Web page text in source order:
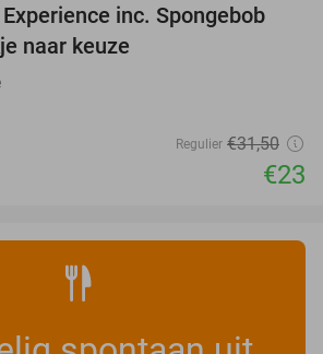
27%
Experience inc. Spongebob
naar keuze
Regulier €31,50
€23